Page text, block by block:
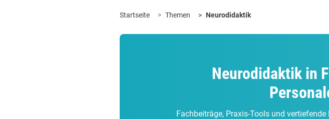
Startseite Themen Neurodidaktik
Neurodidaktik in
Fachbeiträge, Praxis-Tools und